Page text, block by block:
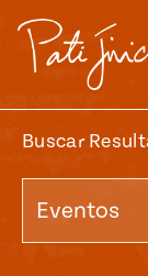
contenido
Buscar